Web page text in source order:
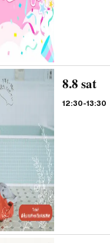
8.8 sat
12:30-13:30